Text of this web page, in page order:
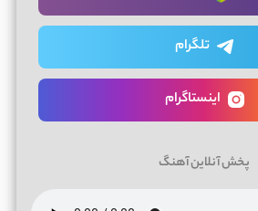
تلگرام
اینستاگرام
پخش آنلاین آهنگ